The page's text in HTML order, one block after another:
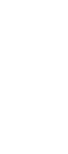
——
6503
營造